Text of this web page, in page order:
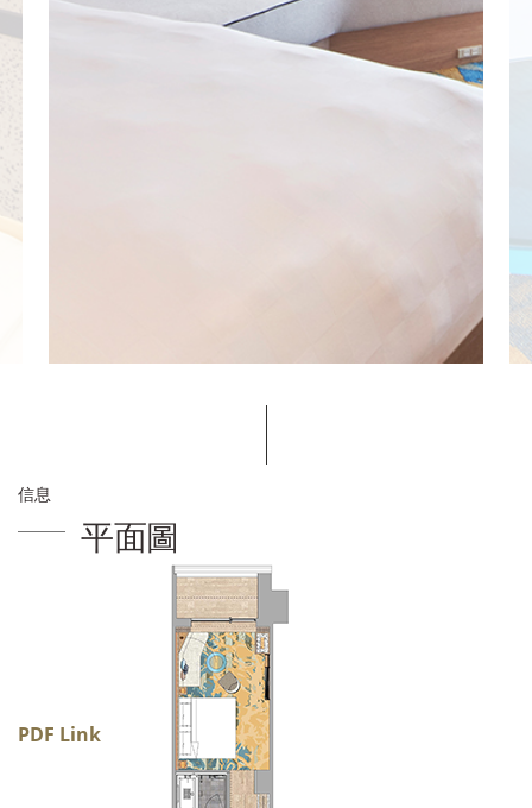
信息
平面圖
PDF Link